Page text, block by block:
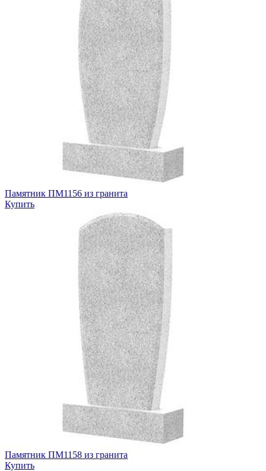
Памятник ПМ1156 из гранита
Купить
Памятник ПМ1158 из гранита
Купить